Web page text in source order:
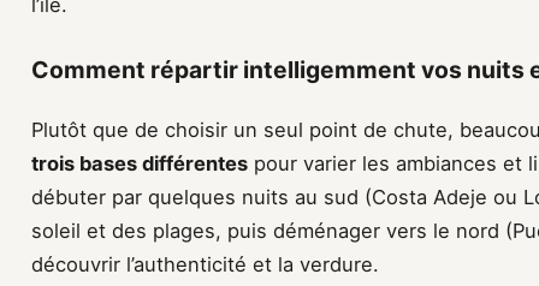
l’île.
Comment répartir intelligemment vos nuits
Plutôt que de choisir un seul point de chute,
trois bases différentes pour varier les ambiances et
débuter par quelques nuits au sud (Costa Adeje ou
soleil et des plages, puis déménager vers le nord
découvrir l’authenticité et la verdure.